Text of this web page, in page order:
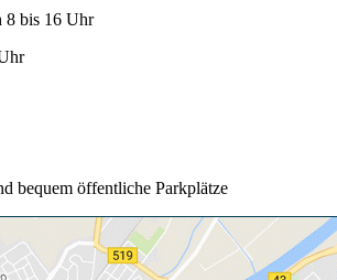
8 bis 16 Uhr
bequem öffentliche Parkplätze